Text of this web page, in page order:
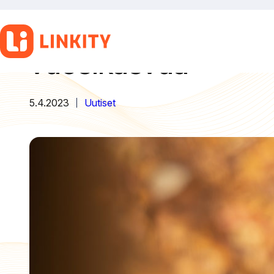
Siirry
sisältöönTilinpäätös 2022:
vuosikasvua
5.4.2023 Uutiset